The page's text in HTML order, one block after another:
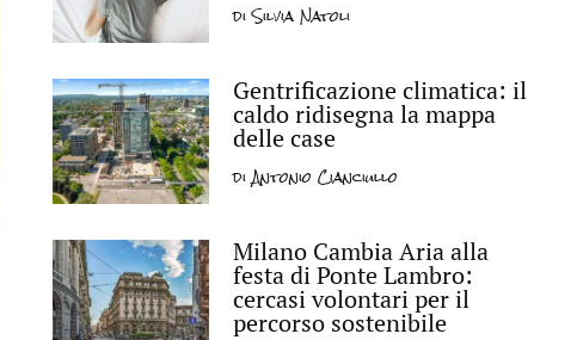
diSilvia Natoli
Gentrificazione climatica: il
caldo ridisegna la mappa
delle case
diAntonio Cianciullo
Milano Cambia Aria alla
festa di Ponte Lambro:
cercasi volontari per il
percorso sostenibile